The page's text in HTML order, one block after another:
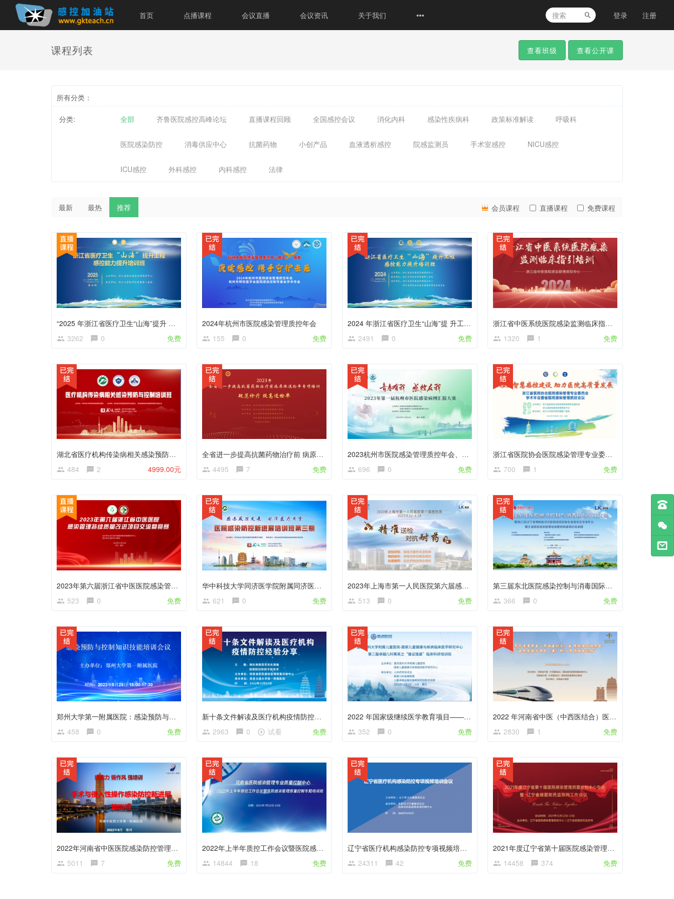
首页 点播课程 会议直播 会议资讯 关于我们 登录 注册
课程列表 查看班级 查看公开课
所有分类：
分类: 全部 齐鲁医院感控高峰论坛 直播课程回顾 全国感控会议 消化内科 感染性疾病科 政策标准解读 呼吸科
医院感染防控 消毒供应中心 抗菌药物 小创产品 血液透析感控 院感监测员 手术室感控 NICU感控
ICU感控 外科感控 内科感控 法律
最新 最热 推荐 会员课程 直播课程 免费课程
“2025 年浙江省医疗卫生“山海”提升 工程-感控能力提升培训班”
3262
0 免费
2024年杭州市医院感染管理质控年会
155
0 免费
2024 年浙江省医疗卫生“山海”提 升工程-感控能力提升培训班
2491
0 免费
浙江省中医系统医院感染监测临床指引培训课程
1320
1 免费
湖北省医疗机构传染病相关感染预防与控制培训班
484
2 4999.00元
全省进一步提高抗菌药物治疗前 病原体送检率专项培训
4495
7 免费
2023杭州市医院感染管理质控年会、杭州市预防医学会医院感染控制专委会年会暨“青春有我，感控在我”
696
0 免费
浙江省医院协会医院感染管理专业委员会 2023 年学术年会暨省医院感染管理质控会议—无直播
700
1 免费
2023年第六届浙江省中医医院感染管理持续质量改进项目交流暨竞赛活动
523
0 免费
华中科技大学同济医学院附属同济医院感染防控新进展第三期培训班
621
0 免费
2023年上海市第一人民医院第六届感控周
513
0 免费
第三届东北医院感染控制与消毒国际学术大会暨辽宁省预防医学会第23次医院感染控制专业委员会学术年会暨第六期全省医院感染管理培训基地高级岗位培训班
366
0 免费
郑州大学第一附属医院：感染预防与控制知识技能培训会议
458
0 免费
新十条文件解读及医疗机构疫情防控经验分享
2963
0 试看 免费
2022 年国家级继续医学教育项目—— 第二届卓越儿科菁英之"循证强基”临床科研培训班
352
0 免费
2022 年河南省中医（中西医结合）医 院感染质控年会暨“医院感染管理专（兼）职 人员岗位培训班
2830
1 免费
2022年河南省中医医院感染防控管理培训
5011
7 免费
2022年上半年质控工作会议暨医院感染管理质量控制专题培训班
14844
18 免费
辽宁省医疗机构感染防控专项视频培训会议
24311
42 免费
2021年度辽宁省第十届医院感染管理质量控制中心年会暨·辽宁省细菌耐药监测网工作会议
14458
374 免费